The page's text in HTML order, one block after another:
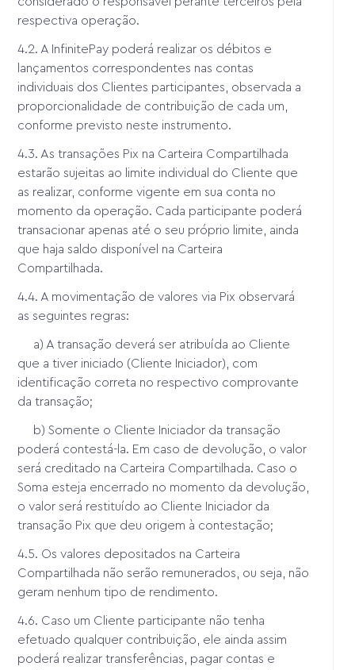
respectiva operação.
4.2. A InfinitePay poderá realizar os débitos e
lançamentos correspondentes nas contas
individuais dos Clientes participantes, observada a
proporcionalidade de contribuição de cada um,
conforme previsto neste instrumento.
4.3. As transações Pix na Carteira Compartilhada
estarão sujeitas ao limite individual do Cliente que
as realizar, conforme vigente em sua conta no
momento da operação. Cada participante poderá
transacionar apenas até o seu próprio limite, ainda
que haja saldo disponível na Carteira
Compartilhada.
4.4. A movimentação de valores via Pix observará
as seguintes regras:
a) A transação deverá ser atribuída ao Cliente
que a tiver iniciado (Cliente Iniciador), com
identificação correta no respectivo comprovante
da transação;
b) Somente o Cliente Iniciador da transação
poderá contestá-la. Em caso de devolução, o valor
será creditado na Carteira Compartilhada. Caso o
Soma esteja encerrado no momento da devolução,
o valor será restituído ao Cliente Iniciador da
transação Pix que deu origem à contestação;
4.5. Os valores depositados na Carteira
Compartilhada não serão remunerados, ou seja, não
geram nenhum tipo de rendimento.
4.6. Caso um Cliente participante não tenha
efetuado qualquer contribuição, ele ainda assim
poderá realizar transferências, pagar contas e